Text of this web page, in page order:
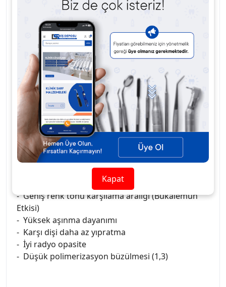
ENDİKASYONLARI
- Anterior ve posterior restorasyonlar
- Kompozit venerler
- Diyastema kapatma
- Kompozit / porselen tamiri
FAYDALARI
- Hızlı kürlenme zamanı - halojen ışıkla 10 saniye (?
400mW/cm2)
- Uzun çalışma zamanı - ortam ışığı altında 90
saniye (10,000 lx)
- Üstün parlatılabilirlik özelliği
- Parlaklığını uzun süre koruma
- Geniş renk tonu karşılama aralığı (Bukalemun
Etkisi)
- Yüksek aşınma dayanımı
- Karşı dişi daha az yıpratma
- İyi radyo opasite
- Düşük polimerizasyon büzülmesi (1,3)
Kapat